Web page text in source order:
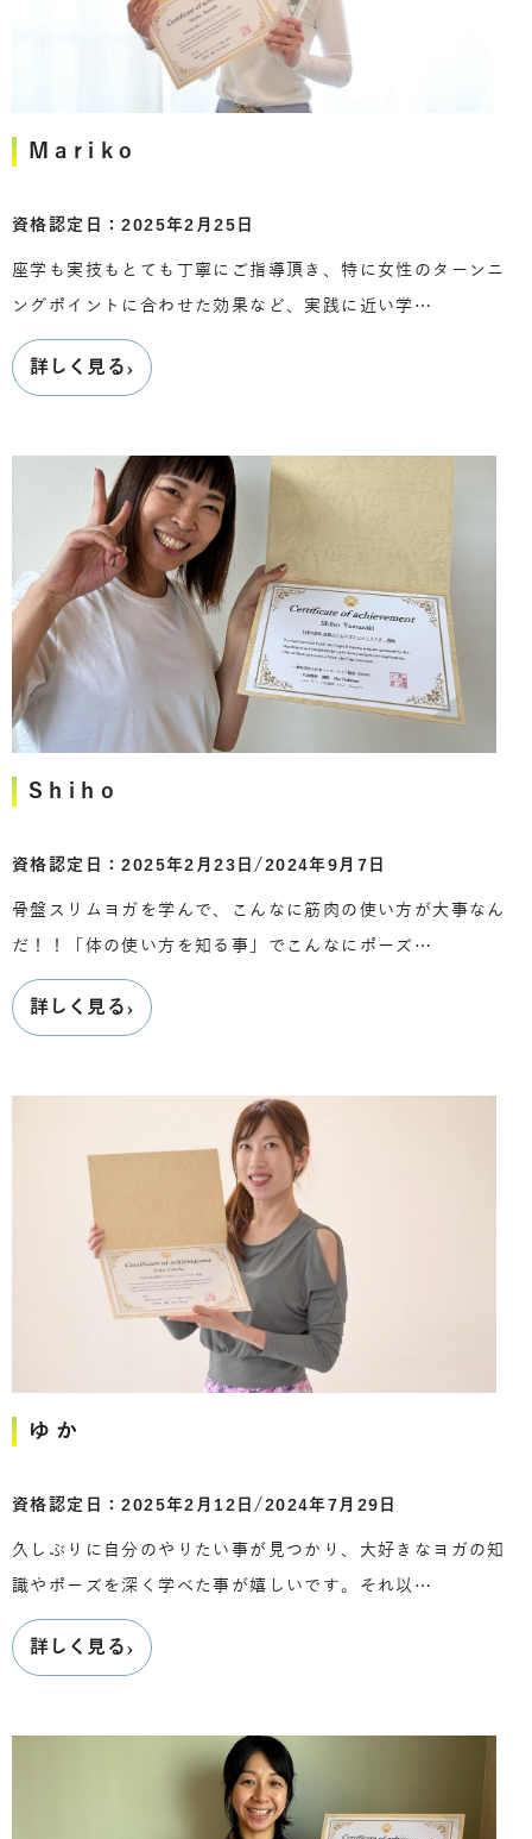
Mariko
資格認定日：2025年2月25日
座学も実技もとても丁寧にご指導頂き、特に女性のターンニ
ングポイントに合わせた効果など、実践に近い学…
詳しく見る›
Shiho
資格認定日：2025年2月23日/2024年9月7日
骨盤スリムヨガを学んで、こんなに筋肉の使い方が大事なん
だ！！「体の使い方を知る事」でこんなにポーズ…
詳しく見る›
ゆか
資格認定日：2025年2月12日/2024年7月29日
久しぶりに自分のやりたい事が見つかり、大好きなヨガの知
識やポーズを深く学べた事が嬉しいです。それ以…
詳しく見る›